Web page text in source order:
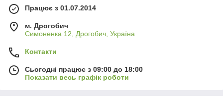
Працює з 01.07.2014
м. Дрогобич
Симоненка 12, Дрогобич, Україна
Контакти
Сьогодні працює з 09:00 до 18:00
Показати весь графік роботи